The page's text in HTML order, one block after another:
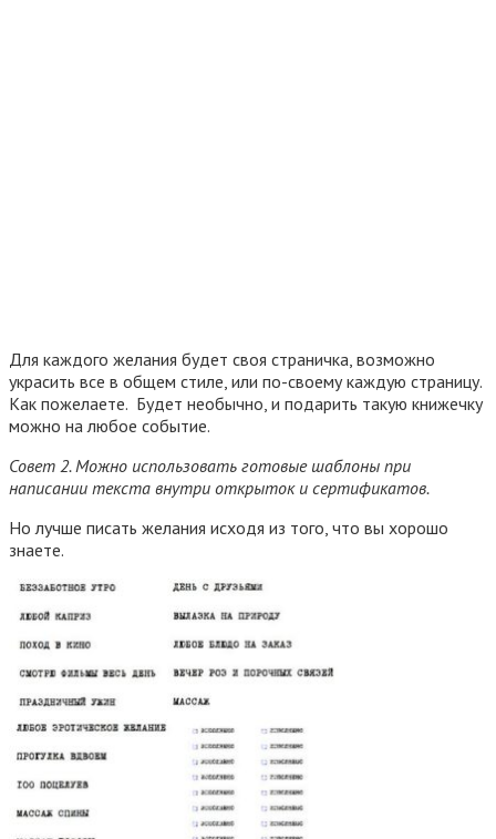
Для каждого желания будет своя страничка, возможно
украсить все в общем стиле, или по-своему каждую страницу.
Как пожелаете. Будет необычно, и подарить такую книжечку
можно на любое событие.
Совет 2. Можно использовать готовые шаблоны при
написании текста внутри открыток и сертификатов.
Но лучше писать желания исходя из того, что вы хорошо
знаете.